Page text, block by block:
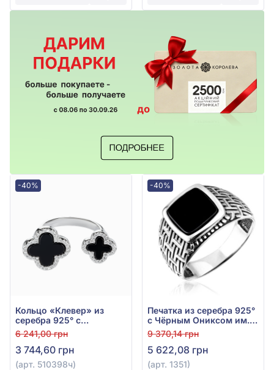
-40%
Кольцо «Клевер» из
серебра 925° с
фианитом и чёрным
ониксом, арт. 510398ч
6 241,00 грн
3 744,60 грн
(арт. 510398ч)
-40%
Печатка из серебра 925°
с Чёрным Ониксом им.,
арт. 1351
9 370,14 грн
5 622,08 грн
(арт. 1351)